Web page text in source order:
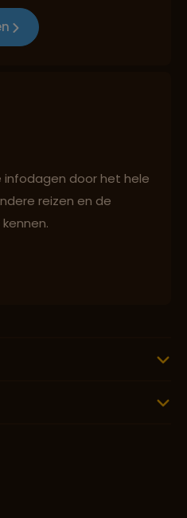
infodagen door het hele
reizen en de